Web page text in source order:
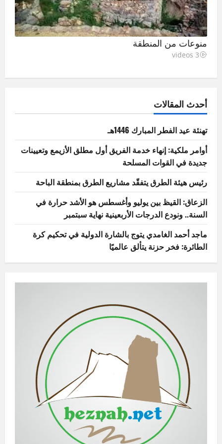
منوعات من المنطقة
3 videos
أحدث المقالات
تهنئة عيد الفطر المبارك 1446هـ
أوامر ملكية: إنهاء خدمة الفريق أول مطلق الأزيمع وتعيينات
جديدة في القوات المسلحة
رئيس هيئة الطرق يتفقّد مشاريع الطرق بمنطقة الباحة
الزعاق: القيظ بين يوليو وأغسطس هو الأشد حرارة في
السنة.. ونودع الدرجات الأربعينية نهاية سبتمبر
ماجد أحمد الغامدي يتوج بالشارة الدولية في تحكيم كرة
الطائرة: فخر حزنة يتألق عالميًا